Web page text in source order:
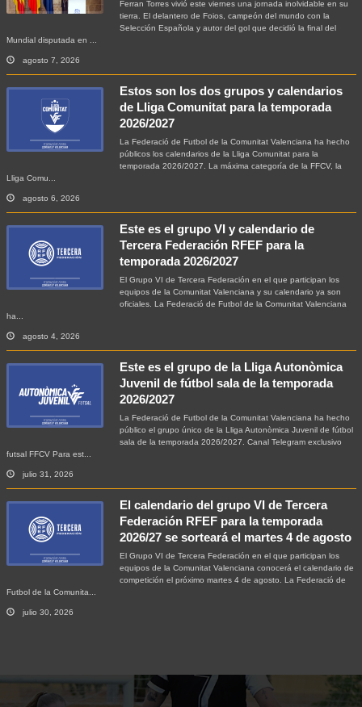
Ferran Torres vivió este viernes una jornada inolvidable en su
tierra. El delantero de Foios, campeón del mundo con la
Selección Española y autor del gol que decidió la final del
Mundial disputada en ...
agosto 7, 2026
Estos son los dos grupos y calendarios
de Lliga Comunitat para la temporada
2026/2027
La Federació de Futbol de la Comunitat Valenciana ha hecho
públicos los calendarios de la Lliga Comunitat para la
temporada 2026/2027. La máxima categoría de la FFCV, la
Lliga Comu...
agosto 6, 2026
Este es el grupo VI y calendario de
Tercera Federación RFEF para la
temporada 2026/2027
El Grupo VI de Tercera Federación en el que participan los
equipos de la Comunitat Valenciana y su calendario ya son
oficiales. La Federació de Futbol de la Comunitat Valenciana
ha...
agosto 4, 2026
Este es el grupo de la Lliga Autonòmica
Juvenil de fútbol sala de la temporada
2026/2027
La Federació de Futbol de la Comunitat Valenciana ha hecho
público el grupo único de la Lliga Autonòmica Juvenil de fútbol
sala de la temporada 2026/2027. Canal Telegram exclusivo
futsal FFCV Para est...
julio 31, 2026
El calendario del grupo VI de Tercera
Federación RFEF para la temporada
2026/27 se sorteará el martes 4 de agosto
El Grupo VI de Tercera Federación en el que participan los
equipos de la Comunitat Valenciana conocerá el calendario de
competición el próximo martes 4 de agosto. La Federació de
Futbol de la Comunita...
julio 30, 2026